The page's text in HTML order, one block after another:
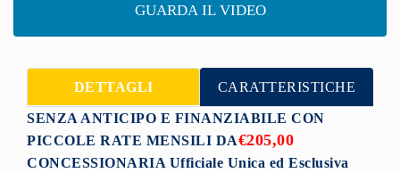
GUARDA IL VIDEO
DETTAGLI CARATTERISTICHE
SENZA ANTICIPO E FINANZIABILE CON
PICCOLE RATE MENSILI DA€205,00
CONCESSIONARIA Ufficiale Unica ed Esclusiva